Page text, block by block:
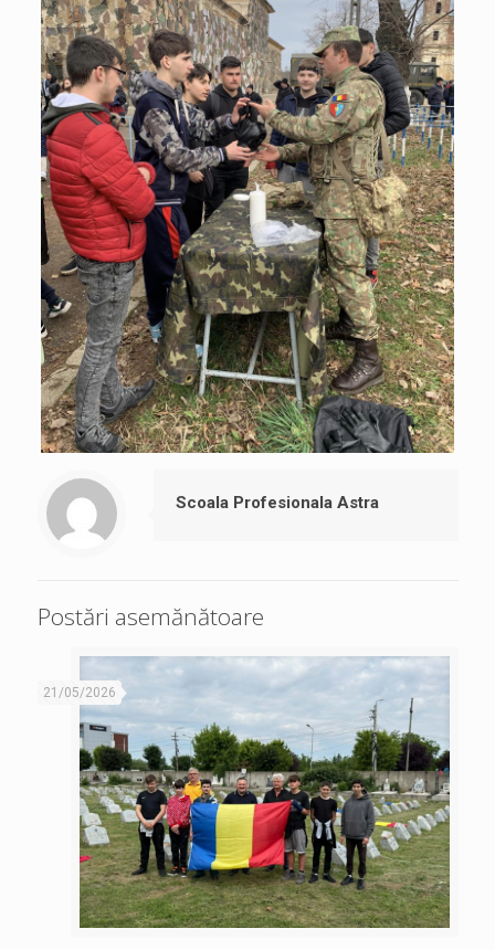
Scoala Profesionala Astra
Postări asemănătoare
21/05/2026